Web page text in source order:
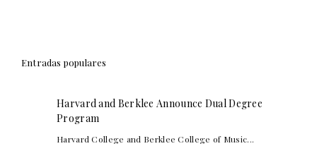
Entradas populares
Harvard and Berklee Announce Dual Degree
Program
Harvard College and Berklee College of Music...